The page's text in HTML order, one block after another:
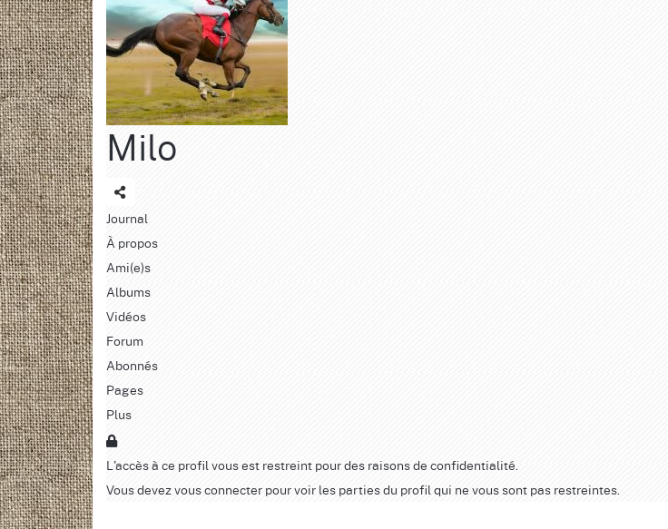
Milo
Journal
À propos
Ami(e)s
Albums
Vidéos
Forum
Abonnés
Pages
Plus
L'accès à ce profil vous est restreint pour des raisons de confidentialité.
Vous devez vous connecter pour voir les parties du profil qui ne vous sont pas restreintes.